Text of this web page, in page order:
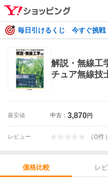
毎日引けるくじ 今すぐ挑戦
解説・無線
チュア無線
最安値 中古： 3,870円
レビュー （0件）
価格比較 レ